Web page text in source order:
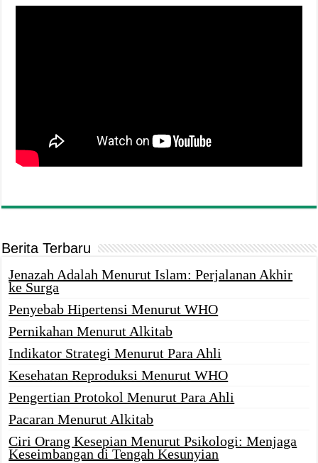
Berita Terbaru
Jenazah Adalah Menurut Islam: Perjalanan Akhir
ke Surga
Penyebab Hipertensi Menurut WHO
Pernikahan Menurut Alkitab
Indikator Strategi Menurut Para Ahli
Kesehatan Reproduksi Menurut WHO
Pengertian Protokol Menurut Para Ahli
Pacaran Menurut Alkitab
Ciri Orang Kesepian Menurut Psikologi: Menjaga
Keseimbangan di Tengah Kesunyian